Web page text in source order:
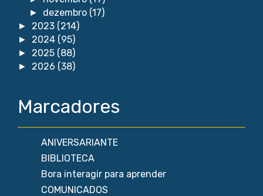
► dezembro (17)
► 2023 (214)
► 2024 (95)
► 2025 (88)
► 2026 (38)
Marcadores
ANIVERSARIANTE
BIBLIOTECA
Bora interagir para aprender
COMUNICADOS